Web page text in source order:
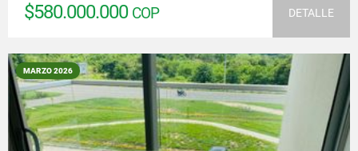
$580.000.000 COP DETALLE
MARZO 2026